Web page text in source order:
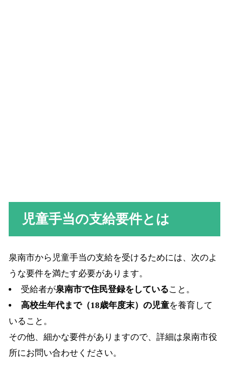
児童手当の支給要件とは
泉南市から児童手当の支給を受けるためには、次のよ
うな要件を満たす必要があります。
受給者が泉南市で住民登録をしていること。
高校生年代まで（18歳年度末）の児童を養育して
いること。
その他、細かな要件がありますので、詳細は泉南市役
所にお問い合わせください。